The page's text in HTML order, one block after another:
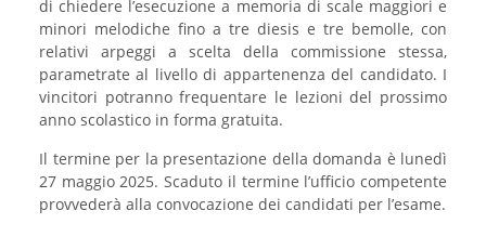
di chiedere l’esecuzione a memoria di scale maggiori e
minori melodiche fino a tre diesis e tre bemolle, con
relativi arpeggi a scelta della commissione stessa,
parametrate al livello di appartenenza del candidato. I
vincitori potranno frequentare le lezioni del prossimo
anno scolastico in forma gratuita.
Il termine per la presentazione della domanda è lunedì
27 maggio 2025. Scaduto il termine l’ufficio competente
provvederà alla convocazione dei candidati per l’esame.